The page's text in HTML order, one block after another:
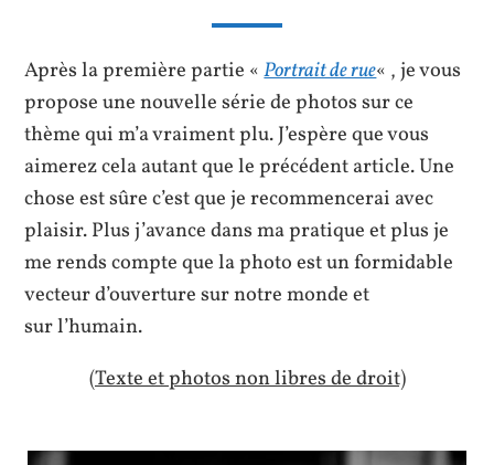
Après la première partie «Portrait de rue« , je vous
propose une nouvelle série de photos sur ce
thème qui m’a vraiment plu. J’espère que vous
aimerez cela autant que le précédent article. Une
chose est sûre c’est que je recommencerai avec
plaisir. Plus j’avance dans ma pratique et plus je
me rends compte que la photo est un formidable
vecteur d’ouverture sur notre monde et
sur l’humain.
(Texte et photos non libres de droit)